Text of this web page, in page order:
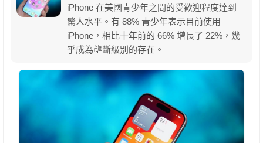
iPhone 在美國青少年之間的受歡迎程度達到
驚人水平。有 88% 青少年表示目前使用
iPhone，相比十年前的 66% 增長了 22%，幾
乎成為壟斷級別的存在。